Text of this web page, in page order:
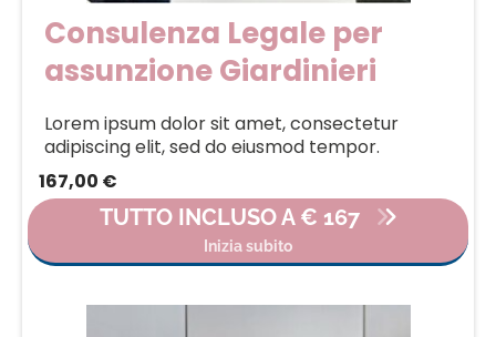
Consulenza Legale per
assunzione Giardinieri
Lorem ipsum dolor sit amet, consectetur
adipiscing elit, sed do eiusmod tempor.
167,00 €
TUTTO INCLUSO A € 167
Inizia subito